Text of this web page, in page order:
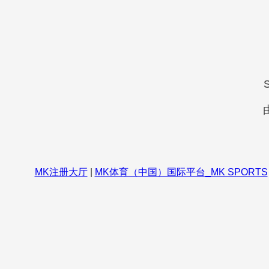
MK注册大厅| MK体育（中国）国际平台_MK SPORTS